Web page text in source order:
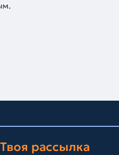
Твоя рассылка